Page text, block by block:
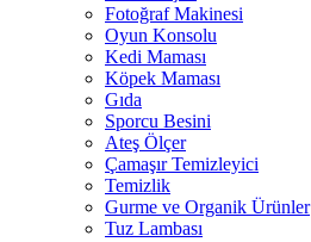
Fotoğraf Makinesi
Oyun Konsolu
Kedi Maması
Köpek Maması
Gıda
Sporcu Besini
Ateş Ölçer
Çamaşır Temizleyici
Temizlik
Gurme ve Organik Ürünler
Tuz Lambası